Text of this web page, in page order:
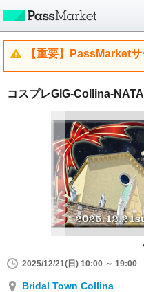
【重要】PassMarket
コスプレGIG-Collina-
2025/12/21(日) 10:00 ～ 19:00
Bridal Town Collina